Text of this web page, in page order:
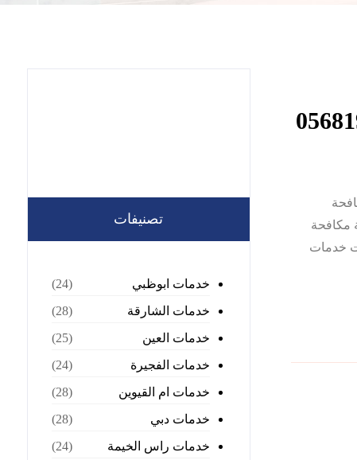
مكافحة
خدمات
تصنيفات
خدمات ابوظبي
(24)
خدمات الشارقة
(28)
خدمات العين
(25)
خدمات الفجيرة
(24)
خدمات ام القيوين
(28)
خدمات دبي
(28)
خدمات راس الخيمة
(24)